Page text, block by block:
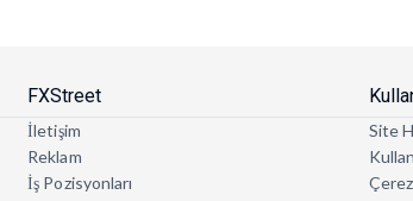
FXStreet
İletişim
Reklam
İş Pozisyonları
Site